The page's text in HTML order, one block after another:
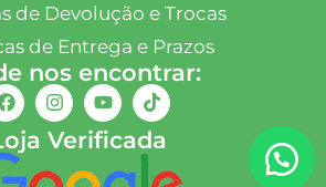
de Devolução e Trocas
de Entrega e Prazos
nos encontrar:
Verificada